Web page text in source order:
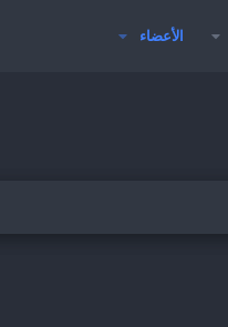
الأعضاء